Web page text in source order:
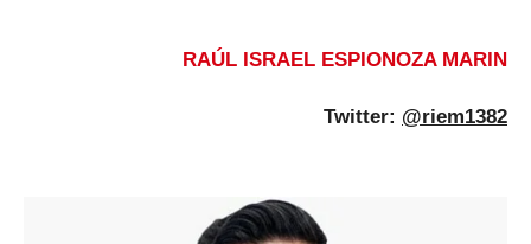
RAÚL ISRAEL ESPIONOZA MARIN
Twitter: @riem1382